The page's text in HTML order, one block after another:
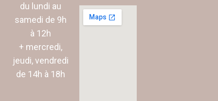
du lundi au
samedi de 9h
à 12h
+ mercredi,
jeudi, vendredi
de 14h à 18h